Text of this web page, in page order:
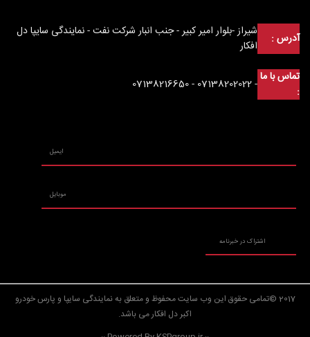
آدرس :
شیراز -بلوار امیر کبیر - جنب انبار شرکت نفت - نمایندگی سایپا دل
افکار
تماس با ما
:
- 07138202022 - 07138216650
2017 ©تمامی حقوق این وب سایت محفوظ و متعلق به نمایندگی سایپا و پارس خودرو
اکبر دل افکار می باشد.